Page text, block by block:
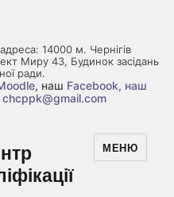
14000 м. Чернігів
Миру 43, Будинок засідань
ради.
, наш Facebook, наш
chcppk@gmail.com
МЕНЮ